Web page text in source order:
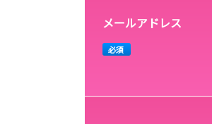
メールアドレス
必須